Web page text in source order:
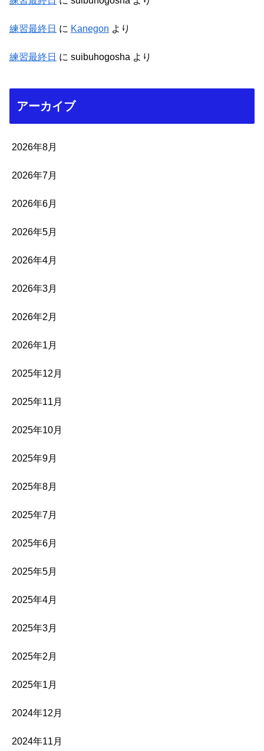
練習最終日 に Kanegon より
練習最終日 に suibuhogosha より
アーカイブ
2026年8月
2026年7月
2026年6月
2026年5月
2026年4月
2026年3月
2026年2月
2026年1月
2025年12月
2025年11月
2025年10月
2025年9月
2025年8月
2025年7月
2025年6月
2025年5月
2025年4月
2025年3月
2025年2月
2025年1月
2024年12月
2024年11月